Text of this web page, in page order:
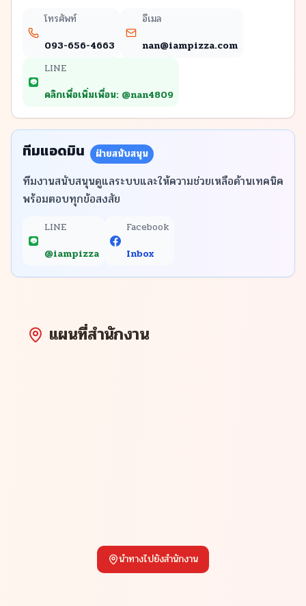
โทรศัพท์
093-656-4663
อีเมล
nan@iampizza.com
LINE
LINE
คลิกเพื่อเพิ่มเพื่อน: @nan4809
ทีมแอดมิน ฝ่ายสนับสนุน
ทีมงานสนับสนุนดูแลระบบและให้ความช่วยเหลือด้านเทคนิค
พร้อมตอบทุกข้อสงสัย
LINE
LINE
@iampizza
Facebook
Inbox
แผนที่สำนักงาน
นำทางไปยังสำนักงาน